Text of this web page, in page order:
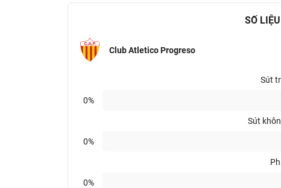
SỐ
Club Atletico Progreso
Sút
0%
Sút
0%
0%